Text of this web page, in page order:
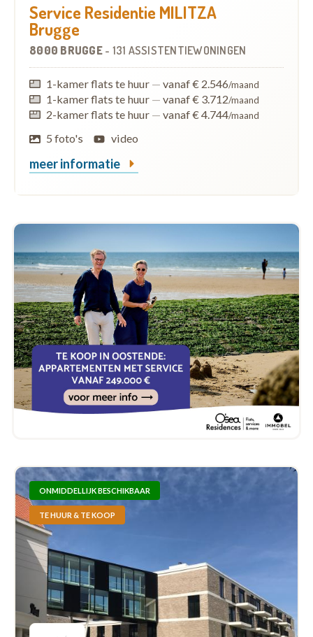
Service Residentie MILITZA
Brugge
8000 BRUGGE - 131 ASSISTENTIEWONINGEN
1-kamer flats te huur — vanaf € 2.546/maand
1-kamer flats te huur — vanaf € 3.712/maand
2-kamer flats te huur — vanaf € 4.744/maand
5 foto's video
meer informatie
ONMIDDELLIJK BESCHIKBAAR
TE HUUR & TE KOOP